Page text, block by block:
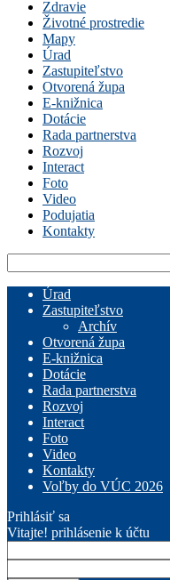
Zdravie
Životné prostredie
Mapy
Úrad
Zastupiteľstvo
Otvorená župa
E-knižnica
Dotácie
Rada partnerstva
Rozvoj
Interact
Foto
Video
Podujatia
Kontakty
Úrad
Zastupiteľstvo
Archív
Otvorená župa
E-knižnica
Dotácie
Rada partnerstva
Rozvoj
Interact
Foto
Video
Kontakty
Voľby do VÚC 2026
Prihlásiť sa
Vitajte! prihlásenie k účtu